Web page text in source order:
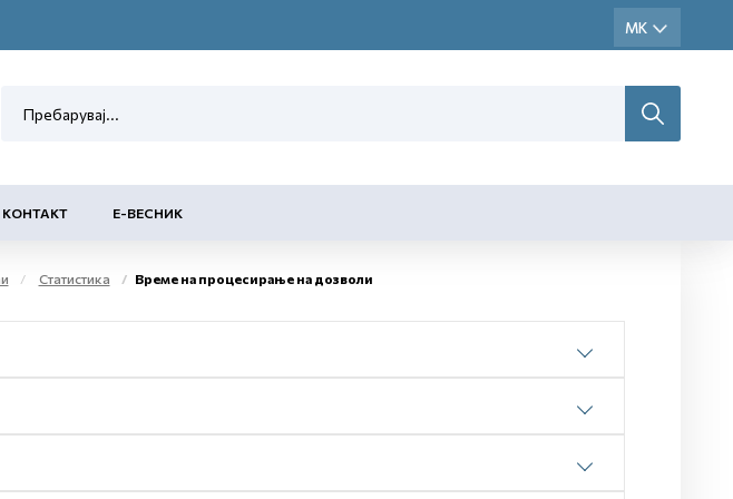
КОНТАКТ Е-ВЕСНИК
Статистика Време на процесирање на дозволи